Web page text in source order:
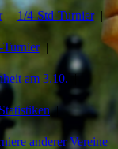
1/4-Std-Turnier
Turnier
am 3.10.
Statistiken
anderer Vereine